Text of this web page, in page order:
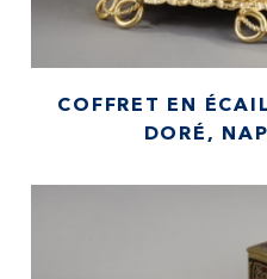
COFFRET EN
DORÉ,